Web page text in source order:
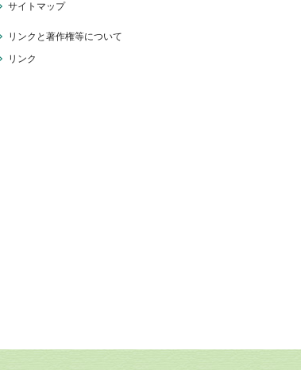
サイトマップ
リンクと著作権等について
リンク